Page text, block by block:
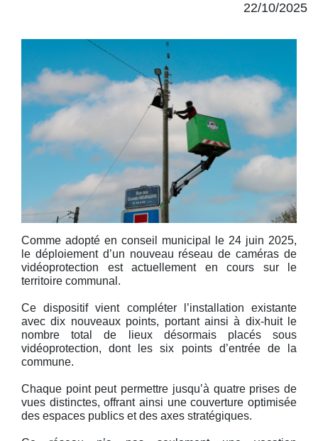
22/10/2025
Comme adopté en conseil municipal le 24 juin 2025,
le déploiement d’un nouveau réseau de caméras de
vidéoprotection est actuellement en cours sur le
territoire communal.
Ce dispositif vient compléter l’installation existante
avec dix nouveaux points, portant ainsi à dix-huit le
nombre total de lieux désormais placés sous
vidéoprotection, dont les six points d’entrée de la
commune.
Chaque point peut permettre jusqu’à quatre prises de
vues distinctes, offrant ainsi une couverture optimisée
des espaces publics et des axes stratégiques.